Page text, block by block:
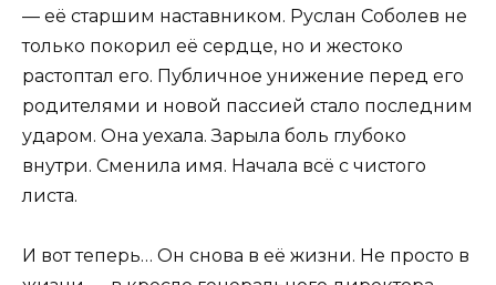
— её старшим наставником. Руслан Соболев не
только покорил её сердце, но и жестоко
растоптал его. Публичное унижение перед его
родителями и новой пассией стало последним
ударом. Она уехала. Зарыла боль глубоко
внутри. Сменила имя. Начала всё с чистого
листа.
И вот теперь… Он снова в её жизни. Не просто в